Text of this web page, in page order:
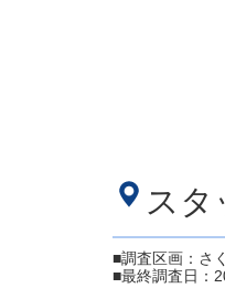
スタ
■調査区画：さ
■最終調査日：